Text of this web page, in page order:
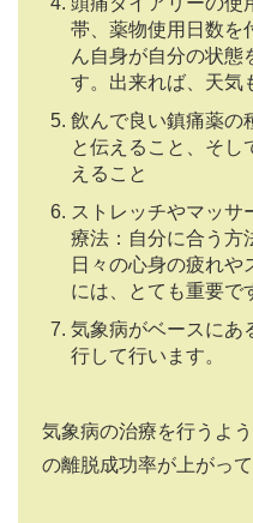
帯、薬物使用日数を
ん自身が自分の状態
す。出来れば、天気
飲んで良い鎮痛薬の
と伝えること、そし
えること
ストレッチやマッサ
療法：自分に合う方
日々の心身の疲れや
には、とても重要で
気象病がベースにあ
行して行います。
気象病の治療を行うよ
の離脱成功率が上がって